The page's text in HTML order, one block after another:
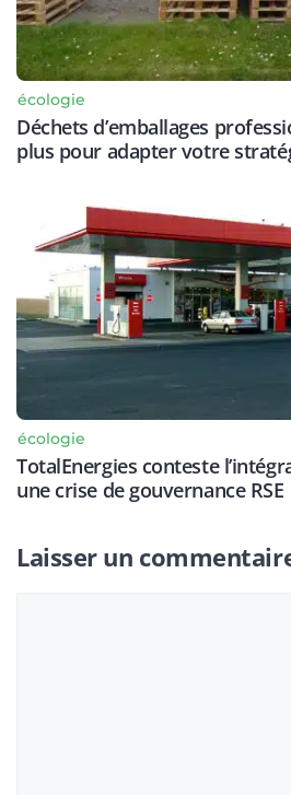
écologie
Déchets d’emballages
plus pour adapter votre
écologie
TotalEnergies conteste
une crise de gouvernance RSE
Laisser un